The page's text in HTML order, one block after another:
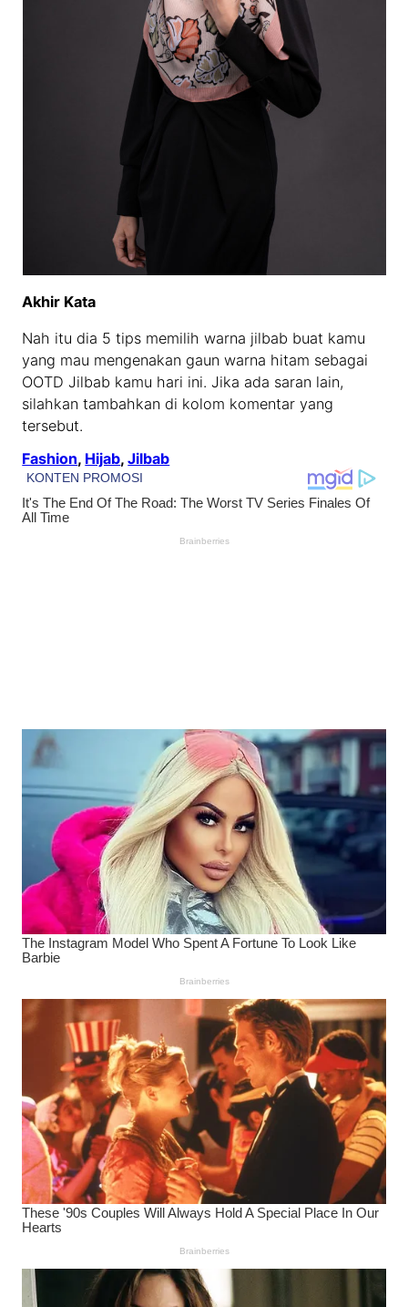
Akhir Kata
Nah itu dia 5 tips memilih warna jilbab buat kamu
yang mau mengenakan gaun warna hitam sebagai
OOTD Jilbab kamu hari ini. Jika ada saran lain,
silahkan tambahkan di kolom komentar yang
tersebut.
Fashion, Hijab, Jilbab